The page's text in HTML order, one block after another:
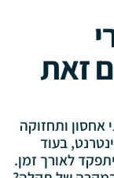
זאת
ותחזוקה
בעוד
לאורך זמן.